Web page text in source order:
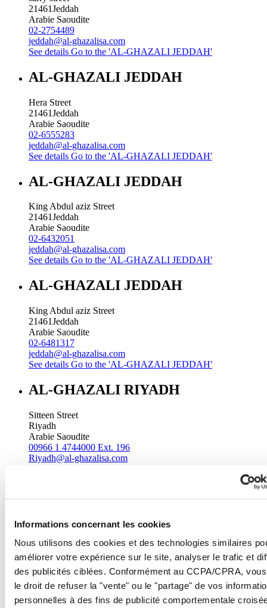
Informations concernant les cookies
Nous utilisons des cookies et des technologies similaires
améliorer votre expérience sur le site, analyser le trafic et
des publicités ciblées. Conformément au CCPA/CPRA,
le droit de refuser la "vente" ou le "partage" de vos
personnelles à des fins de publicité comportementale
21461Jeddah
Arabie Saoudite
02-2754489
jeddah@al-ghazalisa.com
See details Go to the 'AL-GHAZALI JEDDAH'
AL-GHAZALI JEDDAH
Hera Street
21461Jeddah
Arabie Saoudite
02-6555283
jeddah@al-ghazalisa.com
See details Go to the 'AL-GHAZALI JEDDAH'
AL-GHAZALI JEDDAH
King Abdul aziz Street
21461Jeddah
Arabie Saoudite
02-6432051
jeddah@al-ghazalisa.com
See details Go to the 'AL-GHAZALI JEDDAH'
AL-GHAZALI JEDDAH
King Abdul aziz Street
21461Jeddah
Arabie Saoudite
02-6481317
jeddah@al-ghazalisa.com
See details Go to the 'AL-GHAZALI JEDDAH'
AL-GHAZALI RIYADH
Sitteen Street
Riyadh
Arabie Saoudite
00966 1 4744000 Ext. 196
Riyadh@al-ghazalisa.com
Batha
Riyadh
Arabie Saoudite
00966 1 4032968
Riyadh@al-ghazalisa.com
See details Go to the 'AL-GHAZALI RIYADH'
AL-GHAZALI RIYADH